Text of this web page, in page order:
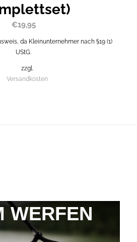
€19,95
da Kleinunternehmer nach §19 (1)
UStG.
zzgl.
Versandkosten
WERFEN